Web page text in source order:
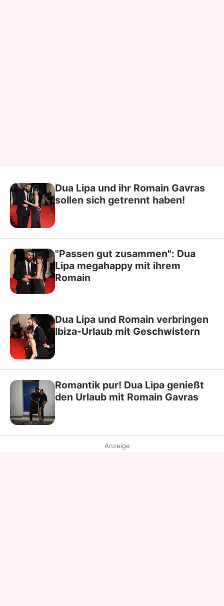
Dua Lipa und ihr Romain Gavras
sollen sich getrennt haben!
"Passen gut zusammen": Dua
Lipa megahappy mit ihrem
Romain
Dua Lipa und Romain verbringen
Ibiza-Urlaub mit Geschwistern
Romantik pur! Dua Lipa genießt
den Urlaub mit Romain Gavras
Anzeige